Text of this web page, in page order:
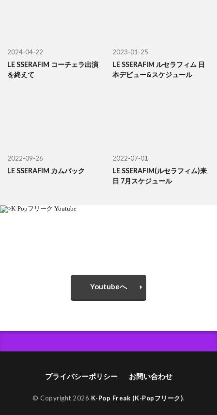
2024-04-22
LE SSERAFIM コーチェラ出演
を終えて
2023-01-25
LE SSERAFIM ルセラフィム 日
本デビュー&スケジュール
2022-09-26
LE SSERAFIM カムバック
2022-07-01
LE SSERAFIM(ルセラフィム)来
日 7月スケジュール
Youtubeへ
プライバシーポリシー お問い合わせ
© Copyright 2026 K-Pop Freak (K-Popフリーク).